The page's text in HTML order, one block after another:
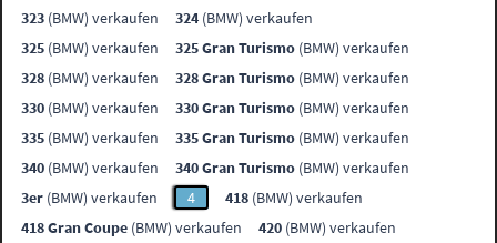
323 (BMW) verkaufen 324 (BMW) verkaufen
325 (BMW) verkaufen 325 Gran Turismo (BMW) verkaufen
328 (BMW) verkaufen 328 Gran Turismo (BMW) verkaufen
330 (BMW) verkaufen 330 Gran Turismo (BMW) verkaufen
335 (BMW) verkaufen 335 Gran Turismo (BMW) verkaufen
340 (BMW) verkaufen 340 Gran Turismo (BMW) verkaufen
3er (BMW) verkaufen 4 418 (BMW) verkaufen
418 Gran Coupe (BMW) verkaufen 420 (BMW) verkaufen